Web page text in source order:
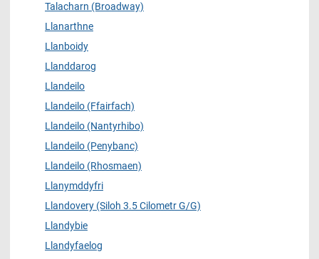
Talacharn (Broadway)
Llanarthne
Llanboidy
Llanddarog
Llandeilo
Llandeilo (Ffairfach)
Llandeilo (Nantyrhibo)
Llandeilo (Penybanc)
Llandeilo (Rhosmaen)
Llanymddyfri
Llandovery (Siloh 3.5 Cilometr G/G)
Llandybie
Llandyfaelog